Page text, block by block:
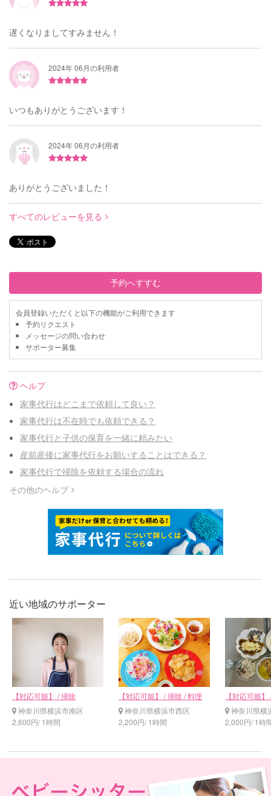
遅くなりましてすみません！
2024年 06月の利用者
いつもありがとうございます！
2024年 06月の利用者
ありがとうございました！
すべてのレビューを見る
予約へすすむ
会員登録いただくと以下の機能がご利用できます
予約リクエスト
メッセージの問い合わせ
サポーター募集
ヘルプ
家事代行はどこまで依頼して良い？
家事代行は不在時でも依頼できる？
家事代行と子供の保育を一緒に頼みたい
産前産後に家事代行をお願いすることはできる？
家事代行で掃除を依頼する場合の流れ
その他のヘルプ
近い地域のサポーター
【対応可能】 / 掃除
神奈川県横浜市南区
2,600円/ 1時間
【対応可能】 / 掃除 / 料理
神奈川県横浜市西区
2,200円/ 1時間
【対応可能
神奈川県横
2,000円/ 1時